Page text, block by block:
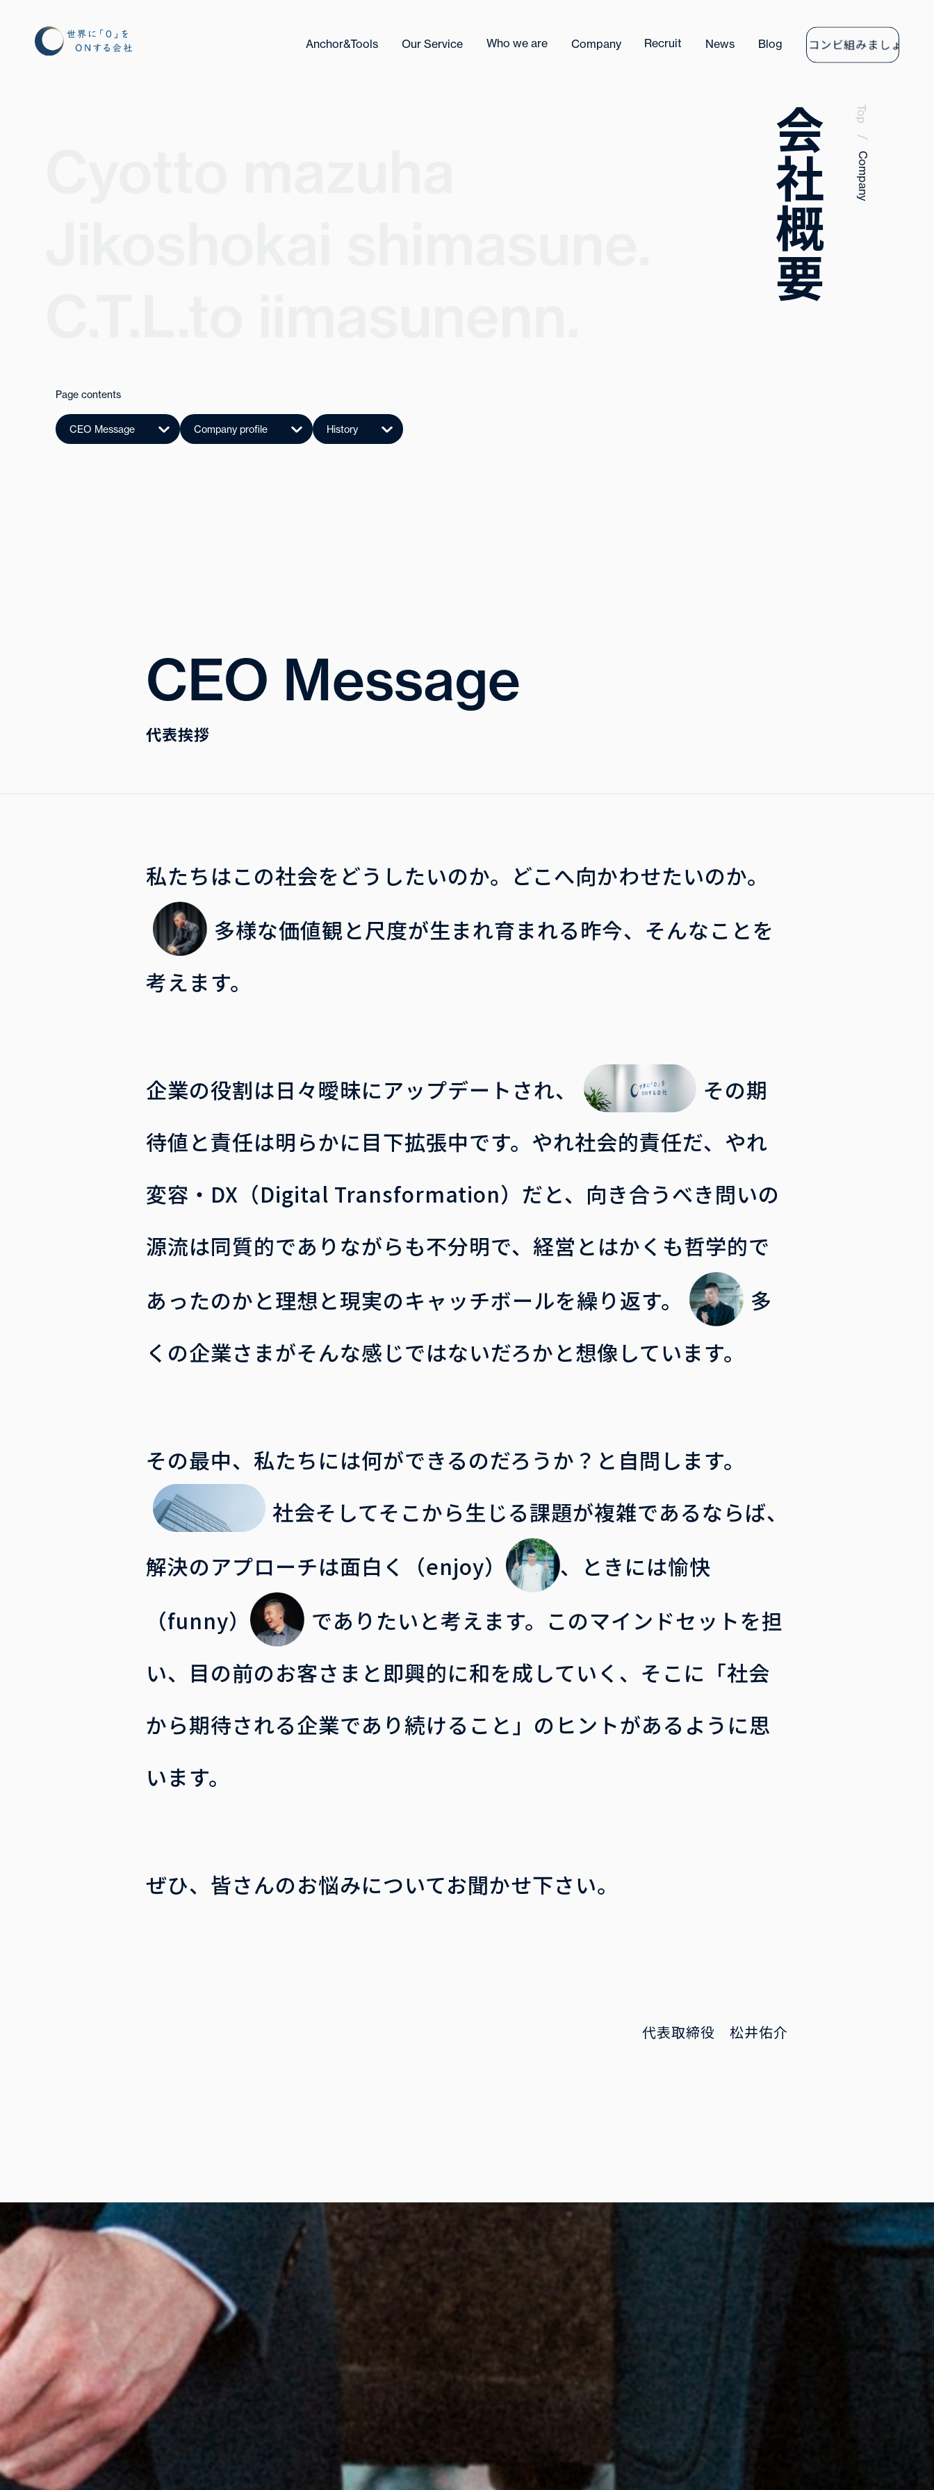
Anchor&Tools Our Service Who we are Company Recruit News Blog
Contact コンビ組みましょ
Top
/
Company
会社概要
Page contents
CEO Message Company profile History
CEO Message
代表挨拶
私たちはこの社会をどうしたいのか。どこへ向かわせたいのか。
多様な価値観と尺度が生まれ育まれる昨今、そんなことを
考えます。
企業の役割は日々曖昧にアップデートされ、
その期
待値と責任は明らかに目下拡張中です。やれ社会的責任だ、やれ
変容・DX（Digital Transformation）だと、向き合うべき問いの
源流は同質的でありながらも不分明で、経営とはかくも哲学的で
あったのかと理想と現実のキャッチボールを繰り返す。
多
くの企業さまがそんな感じではないだろかと想像しています。
その最中、私たちには何ができるのだろうか？と自問します。
社会そしてそこから生じる課題が複雑であるならば、
解決のアプローチは面白く（enjoy）
、ときには愉快
（funny）
でありたいと考えます。このマインドセットを担
い、目の前のお客さまと即興的に和を成していく、そこに「社会
から期待される企業であり続けること」のヒントがあるように思
います。
ぜひ、皆さんのお悩みについてお聞かせ下さい。
代表取締役 松井佑介